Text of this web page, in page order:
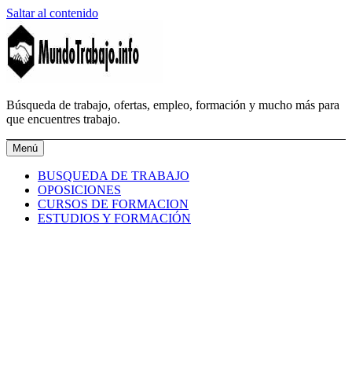
Saltar al contenido
MundoTrabajo.info
Búsqueda de trabajo, ofertas, empleo, formación y mucho más para
que encuentres trabajo.
Menú
BUSQUEDA DE TRABAJO
OPOSICIONES
CURSOS DE FORMACION
ESTUDIOS Y FORMACIÓN